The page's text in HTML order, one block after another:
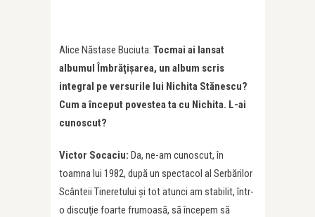
Alice Năstase Buciuta: Tocmai ai lansat
albumul Îmbrăţișarea, un album scris
integral pe versurile lui Nichita Stănescu?
Cum a început povestea ta cu Nichita. L-ai
cunoscut?
Victor Socaciu: Da, ne-am cunoscut, în
toamna lui 1982, după un spectacol al Serbărilor
Scânteii Tineretului și tot atunci am stabilit, într-
o discuţie foarte frumoasă, să începem să